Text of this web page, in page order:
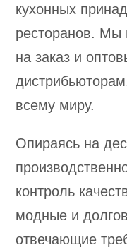
кухонных
ресторанов. Мы
на заказ и
всему миру.
Опираясь на
контроль
модные и
отвечающие